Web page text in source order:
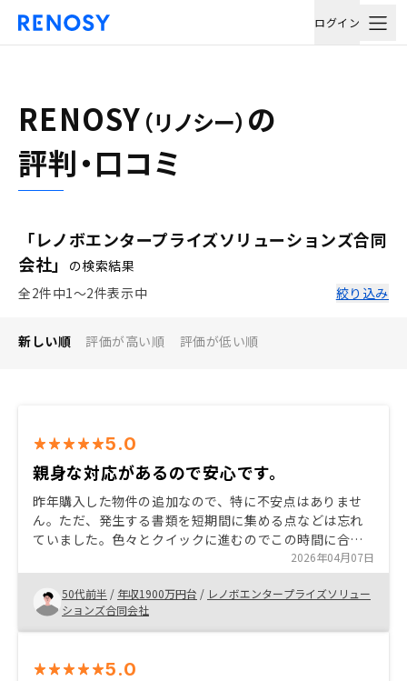
ログイン
RENOSY （リノシー） の
評判・口コミ
「レノボエンタープライズソリューションズ合同
会社」
の検索結果
全2件中1〜2件表示中
絞り込み
新しい順 評価が高い順 評価が低い順
5.0
親身な対応があるので安心です。
昨年購入した物件の追加なので、特に不安点はありませ
ん。ただ、発生する書類を短期間に集める点などは忘れ
ていました。色々とクイックに進むのでこの時間に合わ
せる必要はあると思います。不動産投資は速度感が重要
だと上手く思わせてあげて欲しいです。この工夫は必要
と思います。私自身よりも他に向けた感触です。 節税に
焦点する人に対するより良い運用は知識アップのフォロ
ーがあると良いと思います。
2026年04月07日
50代前半 / 年収1900万円台 / レノボエンタープライズソリュー
ションズ合同会社
5.0